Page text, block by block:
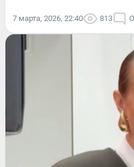
7 марта, 2026, 22:40 813